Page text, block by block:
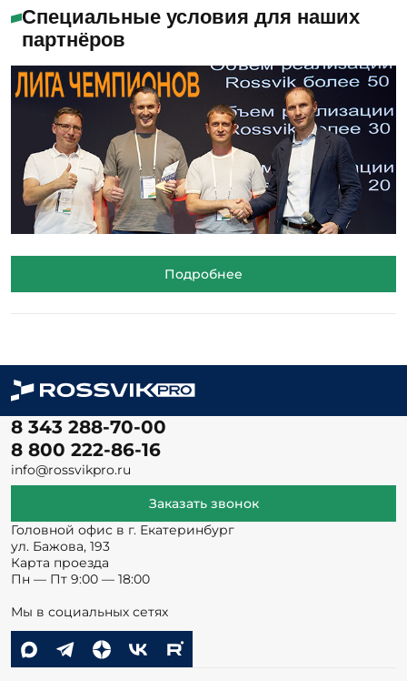
Специальные условия для наших
партнёров
Подробнее
8 343 288-70-00
8 800 222-86-16
info@rossvikpro.ru
Заказать звонок
Головной офис в г. Екатеринбург
ул. Бажова, 193
Карта проезда
Пн — Пт 9:00 — 18:00
Мы в социальных сетях